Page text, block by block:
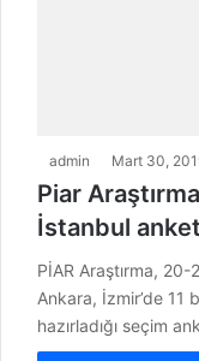
admin Mart 30,
Piar
İstanbul
PİAR Araştırma,
Ankara, İzmir’de 11
hazırladığı seçim